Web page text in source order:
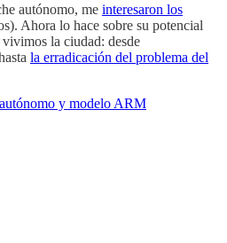
autónomo, me interesaron los
Ahora lo hace sobre su potencial
la ciudad: desde
la erradicación del problema del
y modelo ARM